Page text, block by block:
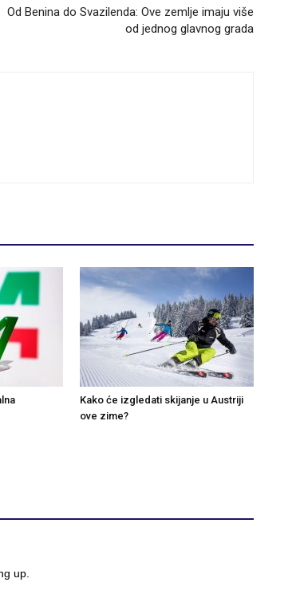
Od Benina do Svazilenda: Ove zemlje imaju više
od jednog glavnog grada
Kako će izgledati skijanje u Austriji
ove zime?
up.